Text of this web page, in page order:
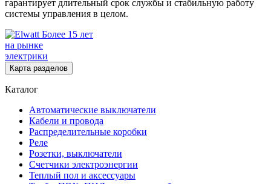
гарантирует длительный срок службы и стабильную работу
системы управления в целом.
Более 15 лет
на рынке
электрики
Карта разделов
Каталог
Автоматические выключатели
Кабели и провода
Распределительные коробки
Реле
Розетки, выключатели
Счетчики электроэнергии
Теплый пол и аксессуары